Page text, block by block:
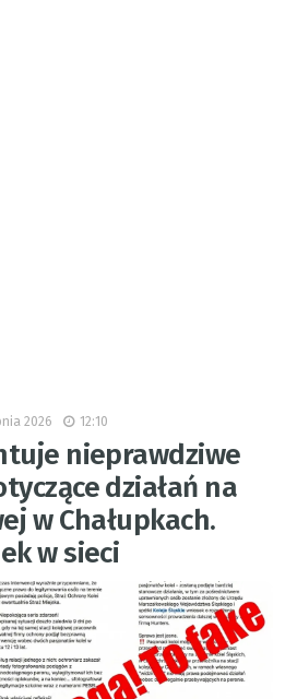
2026 12:10
nieprawdziwe
działań na
w Chałupkach.
w sieci